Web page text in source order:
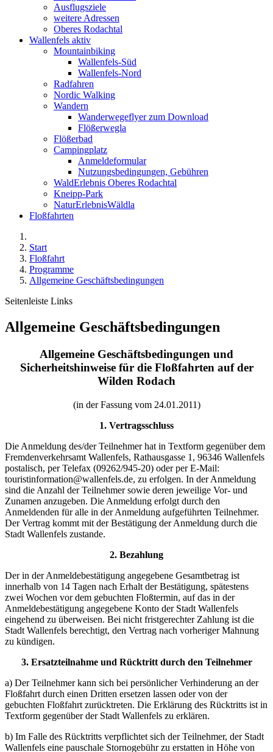
Ausflugsziele
weitere Adressen
Oberes Rodachtal
Wallenfels aktiv
Mountainbiking
Wallenfels-Süd
Wallenfels-Nord
Radfahren
Nordic Walking
Wandern
Wanderwegeflyer zum Download
Flößerwegla
Flößerbad
Campingplatz
Anmeldeformular
Nutzungsbedingungen, Gebühren
WaldErlebnis Oberes Rodachtal
Kneipp-Park
NaturErlebnisWäldla
Floßfahrten
Start
Floßfahrt
Programme
Allgemeine Geschäftsbedingungen
Seitenleiste Links
Allgemeine Geschäftsbedingungen
Allgemeine Geschäftsbedingungen und
Sicherheitshinweise für die Floßfahrten auf der
Wilden Rodach
(in der Fassung vom 24.01.2011)
1. Vertragsschluss
Die Anmeldung des/der Teilnehmer hat in Textform gegenüber dem
Fremdenverkehrsamt Wallenfels, Rathausgasse 1, 96346 Wallenfels
postalisch, per Telefax (09262/945-20) oder per E-Mail:
touristinformation@wallenfels.de, zu erfolgen. In der Anmeldung
sind die Anzahl der Teilnehmer sowie deren jeweilige Vor- und
Zunamen anzugeben. Die Anmeldung erfolgt durch den
Anmeldenden für alle in der Anmeldung aufgeführten Teilnehmer.
Der Vertrag kommt mit der Bestätigung der Anmeldung durch die
Stadt Wallenfels zustande.
2. Bezahlung
Der in der Anmeldebestätigung angegebene Gesamtbetrag ist
innerhalb von 14 Tagen nach Erhalt der Bestätigung, spätestens
zwei Wochen vor dem gebuchten Floßtermin, auf das in der
Anmeldebestätigung angegebene Konto der Stadt Wallenfels
eingehend zu überweisen. Bei nicht fristgerechter Zahlung ist die
Stadt Wallenfels berechtigt, den Vertrag nach vorheriger Mahnung
zu kündigen.
3. Ersatzteilnahme und Rücktritt durch den Teilnehmer
a) Der Teilnehmer kann sich bei persönlicher Verhinderung an der
Floßfahrt durch einen Dritten ersetzen lassen oder von der
gebuchten Floßfahrt zurücktreten. Die Erklärung des Rücktritts ist in
Textform gegenüber der Stadt Wallenfels zu erklären.
b) Im Falle des Rücktritts verpflichtet sich der Teilnehmer, der Stadt
Wallenfels eine pauschale Stornogebühr zu erstatten in Höhe von